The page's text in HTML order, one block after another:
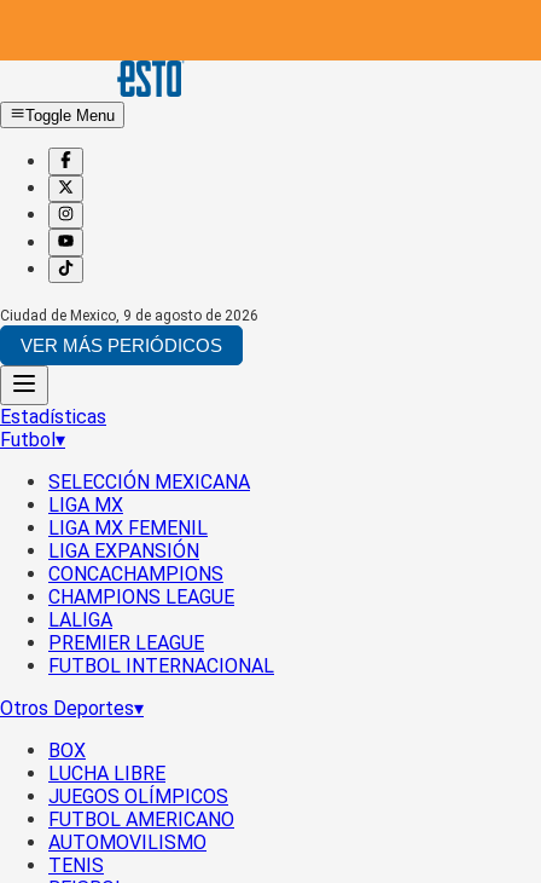
Toggle Menu
Ciudad de Mexico, 9 de agosto de 2026
VER MÁS PERIÓDICOS
Estadísticas
Futbol▾
SELECCIÓN MEXICANA
LIGA MX
LIGA MX FEMENIL
LIGA EXPANSIÓN
CONCACHAMPIONS
CHAMPIONS LEAGUE
LALIGA
PREMIER LEAGUE
FUTBOL INTERNACIONAL
Otros Deportes▾
BOX
LUCHA LIBRE
JUEGOS OLÍMPICOS
FUTBOL AMERICANO
AUTOMOVILISMO
TENIS